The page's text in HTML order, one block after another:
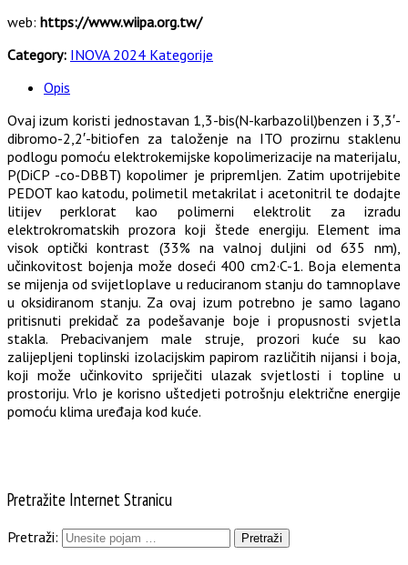
web: https://www.wiipa.org.tw/
Category: INOVA 2024 Kategorije
Opis
Ovaj izum koristi jednostavan 1,3-bis(N-karbazolil)benzen i 3,3′-
dibromo-2,2′-bitiofen za taloženje na ITO prozirnu staklenu
podlogu pomoću elektrokemijske kopolimerizacije na materijalu,
P(DiCP -co-DBBT) kopolimer je pripremljen. Zatim upotrijebite
PEDOT kao katodu, polimetil metakrilat i acetonitril te dodajte
litijev perklorat kao polimerni elektrolit za izradu
elektrokromatskih prozora koji štede energiju. Element ima
visok optički kontrast (33% na valnoj duljini od 635 nm),
učinkovitost bojenja može doseći 400 cm2·C-1. Boja elementa
se mijenja od svijetloplave u reduciranom stanju do tamnoplave
u oksidiranom stanju. Za ovaj izum potrebno je samo lagano
pritisnuti prekidač za podešavanje boje i propusnosti svjetla
stakla. Prebacivanjem male struje, prozori kuće su kao
zalijepljeni toplinski izolacijskim papirom različitih nijansi i boja,
koji može učinkovito spriječiti ulazak svjetlosti i topline u
prostoriju. Vrlo je korisno uštedjeti potrošnju električne energije
pomoću klima uređaja kod kuće.
Pretražite Internet Stranicu
Pretraži: